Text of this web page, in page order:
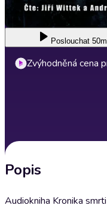
Poslouchat
Zvýhodněná cena
Popis
Audiokniha Kronika